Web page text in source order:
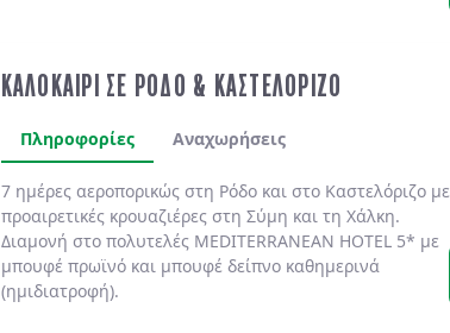
ΚΑΛΟΚΑΙΡΙ ΣΕ ΡΟΔΟ & ΚΑΣΤΕΛΟΡΙΖΟ
Πληροφορίες Αναχωρήσεις
7 ημέρες αεροπορικώς στη Ρόδο και στο Καστελόριζο με
προαιρετικές κρουαζιέρες στη Σύμη και τη Χάλκη.
Διαμονή στο πολυτελές MEDITERRANEAN HOTEL 5* με
μπουφέ πρωϊνό και μπουφέ δείπνο καθημερινά
(ημιδιατροφή).